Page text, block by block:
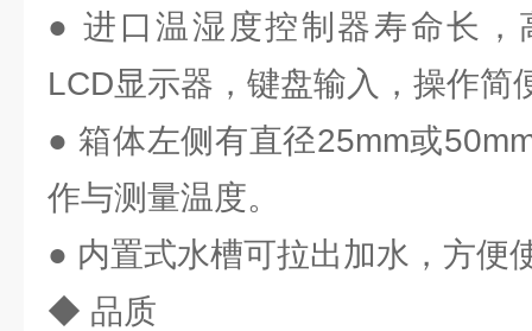
● 进口温湿度控制器寿命长，
LCD显示器，键盘输入，操作简
● 箱体左侧有直径25mm或
作与测量温度。
● 内置式水槽可拉出加水，方便
◆ 品质